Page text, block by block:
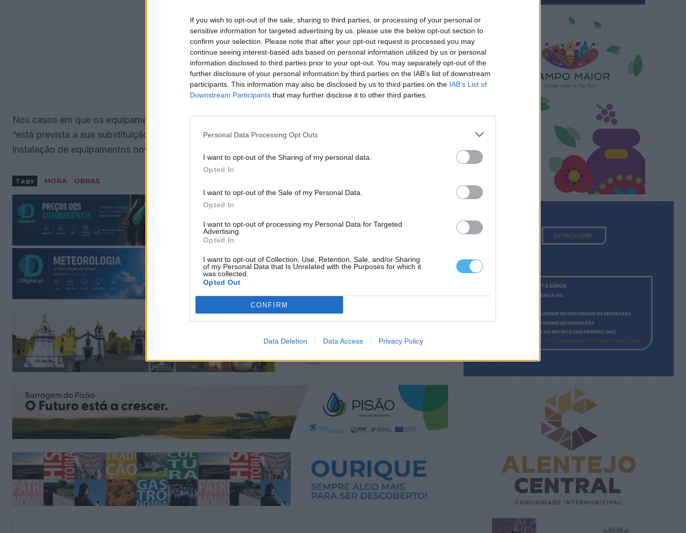
If you wish to opt-out of the sale, sharing to third parties, or processing of your personal or
sensitive information for targeted advertising by us, please use the below opt-out section to
confirm your selection. Please note that after your opt-out request is processed you may
continue seeing interest-based ads based on personal information utilized by us or personal
information disclosed to third parties prior to your opt-out. You may separately opt-out of the
further disclosure of your personal information by third parties on the IAB’s list of downstream
participants. This information may also be disclosed by us to third parties on the IAB’s List of
Downstream Participants that may further disclose it to other third parties.
Personal Data Processing Opt Outs
I want to opt-out of the Sharing of my personal data.
Opted In
I want to opt-out of the Sale of my Personal Data.
Opted In
I want to opt-out of processing my Personal Data for Targeted
Advertising.
Opted In
I want to opt-out of Collection, Use, Retention, Sale, and/or Sharing
of my Personal Data that Is Unrelated with the Purposes for which it
was collected.
Opted Out
CONFIRM
Data Deletion Data Access Privacy Policy
Nos casos em que os equipamentos não apresentam condições de recuperação, adiantou a câmara,
“está prevista a sua substituição por soluções mais modernas e seguras”, estando já programada a
instalação de equipamentos novos em cinco desses espaços.
Tags MORA OBRAS